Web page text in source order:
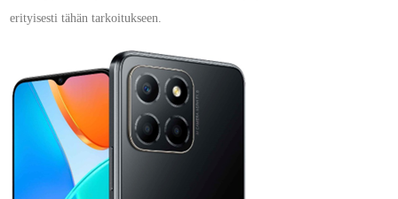
erityisesti tähän tarkoitukseen.